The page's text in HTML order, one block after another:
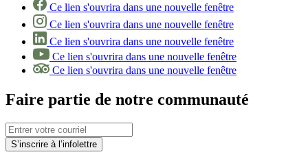
Ce lien s'ouvrira dans une nouvelle fenêtre
Ce lien s'ouvrira dans une nouvelle fenêtre
Ce lien s'ouvrira dans une nouvelle fenêtre
Ce lien s'ouvrira dans une nouvelle fenêtre
Ce lien s'ouvrira dans une nouvelle fenêtre
Faire partie de notre communauté
S’inscrire à l’infolettre